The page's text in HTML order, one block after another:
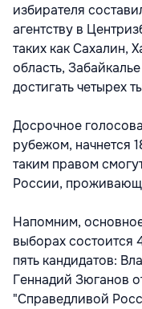
избирателя
агентству в
таких как Сахалин,
область,
достигать четырех
Досрочное
рубежом, начнется
таким правом
России,
Напомним,
выборах состоится
пять кандидатов:
Геннадий Зюганов
"Справедливой